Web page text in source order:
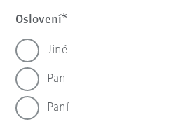
Oslovení
Jiné
Pan
Paní